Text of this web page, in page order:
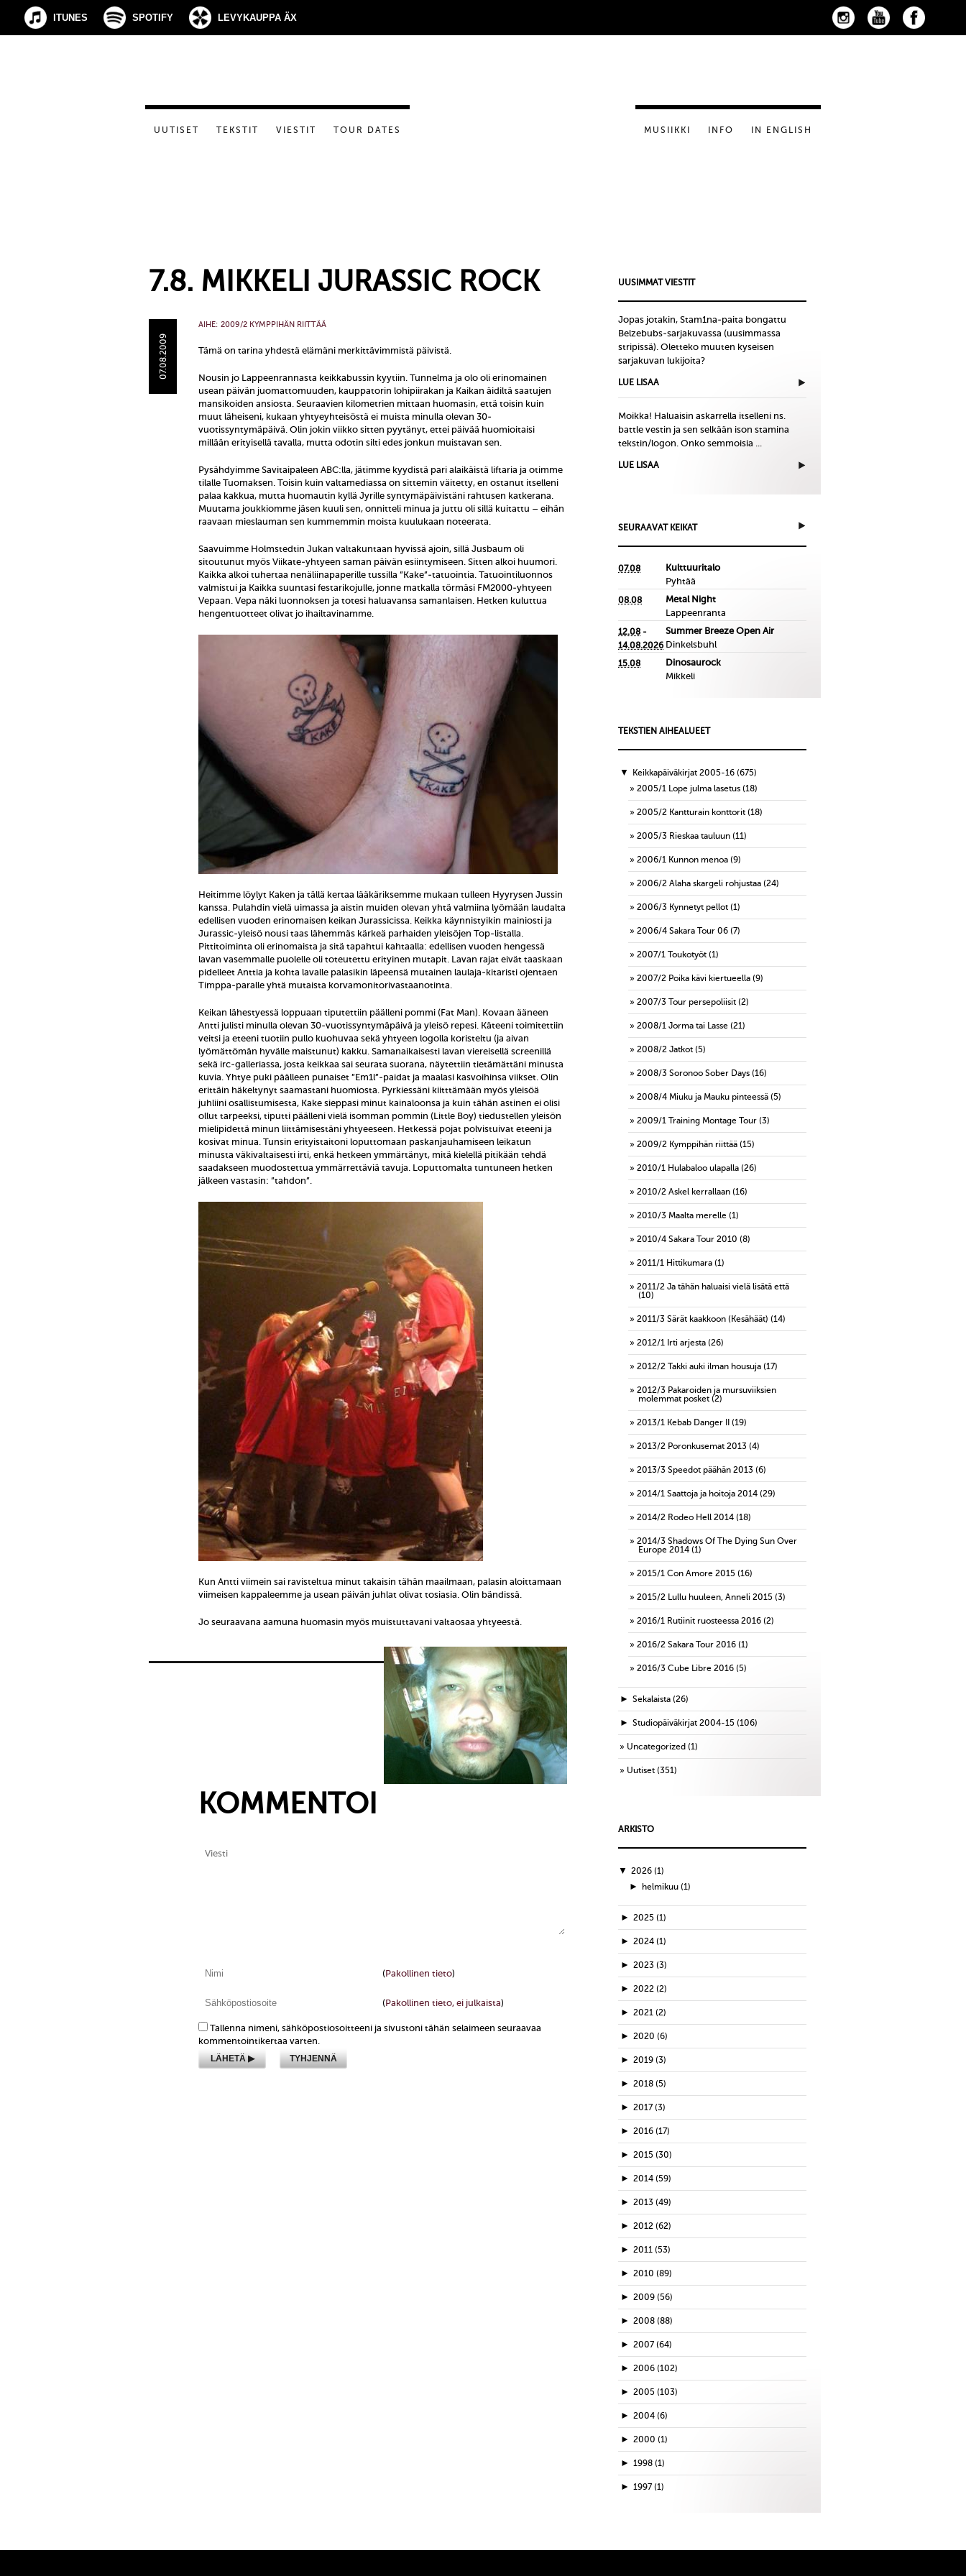
ITUNES SPOTIFY LEVYKAUPPA ÄX
UUTISET TEKSTIT VIESTIT TOUR DATES MUSIIKKI INFO IN ENGLISH
7.8. MIKKELI JURASSIC ROCK
07.08.2009
AIHE: 2009/2 KYMPPIHÄN RIITTÄÄ
Tämä on tarina yhdestä elämäni merkittävimmistä päivistä.
Nousin jo Lappeenrannasta keikkabussin kyytiin. Tunnelma ja olo oli erinomainen
usean päivän juomattomuuden, kauppatorin lohipiirakan ja Kaikan äidiltä saatujen
mansikoiden ansiosta. Seuraavien kilometrien mittaan huomasin, että toisin kuin
muut läheiseni, kukaan yhtyeyhteisöstä ei muista minulla olevan 30-
vuotissyntymäpäivä. Olin jokin viikko sitten pyytänyt, ettei päivää huomioitaisi
millään erityisellä tavalla, mutta odotin silti edes jonkun muistavan sen.
Pysähdyimme Savitaipaleen ABC:lla, jätimme kyydistä pari alaikäistä liftaria ja otimme
tilalle Tuomaksen. Toisin kuin valtamediassa on sittemin väitetty, en ostanut itselleni
palaa kakkua, mutta huomautin kyllä Jyrille syntymäpäivistäni rahtusen katkerana.
Muutama joukkiomme jäsen kuuli sen, onnitteli minua ja juttu oli sillä kuitattu – eihän
raavaan mieslauman sen kummemmin moista kuulukaan noteerata.
Saavuimme Holmstedtin Jukan valtakuntaan hyvissä ajoin, sillä Jusbaum oli
sitoutunut myös Viikate-yhtyeen saman päivän esiintymiseen. Sitten alkoi huumori.
Kaikka alkoi tuhertaa nenäliinapaperille tussilla ”Kake”-tatuointia. Tatuointiluonnos
valmistui ja Kaikka suuntasi festarikojulle, jonne matkalla törmäsi FM2000-yhtyeen
Vepaan. Vepa näki luonnoksen ja totesi haluavansa samanlaisen. Hetken kuluttua
hengentuotteet olivat jo ihailtavinamme.
Heitimme löylyt Kaken ja tällä kertaa lääkäriksemme mukaan tulleen Hyyrysen Jussin
kanssa. Pulahdin vielä uimassa ja aistin muiden olevan yhtä valmiina lyömään laudalta
edellisen vuoden erinomaisen keikan Jurassicissa. Keikka käynnistyikin mainiosti ja
Jurassic-yleisö nousi taas lähemmäs kärkeä parhaiden yleisöjen Top-listalla.
Pittitoiminta oli erinomaista ja sitä tapahtui kahtaalla: edellisen vuoden hengessä
lavan vasemmalle puolelle oli toteutettu erityinen mutapit. Lavan rajat eivät taaskaan
pidelleet Anttia ja kohta lavalle palasikin läpeensä mutainen laulaja-kitaristi ojentaen
Timppa-paralle yhtä mutaista korvamonitorivastaanotinta.
Keikan lähestyessä loppuaan tiputettiin päälleni pommi (Fat Man). Kovaan ääneen
Antti julisti minulla olevan 30-vuotissyntymäpäivä ja yleisö repesi. Käteeni toimitettiin
veitsi ja eteeni tuotiin pullo kuohuvaa sekä yhtyeen logolla koristeltu (ja aivan
lyömättömän hyvälle maistunut) kakku. Samanaikaisesti lavan viereisellä screenillä
sekä irc-galleriassa, josta keikkaa sai seurata suorana, näytettiin tietämättäni minusta
kuvia. Yhtye puki päälleen punaiset ”Em1l”-paidat ja maalasi kasvoihinsa viikset. Olin
erittäin häkeltynyt saamastani huomiosta. Pyrkiessäni kiitttämään myös yleisöä
juhliini osallistumisesta, Kake sieppasi minut kainaloonsa ja kuin tähän astinen ei olisi
ollut tarpeeksi, tiputti päälleni vielä isomman pommin (Little Boy) tiedustellen yleisön
mielipidettä minun liittämisestäni yhtyeeseen. Hetkessä pojat polvistuivat eteeni ja
kosivat minua. Tunsin erityistaitoni loputtomaan paskanjauhamiseen leikatun
minusta väkivaltaisesti irti, enkä hetkeen ymmärtänyt, mitä kielellä pitikään tehdä
saadakseen muodostettua ymmärrettäviä tavuja. Loputtomalta tuntuneen hetken
jälkeen vastasin: ”tahdon”.
Kun Antti viimein sai ravisteltua minut takaisin tähän maailmaan, palasin aloittamaan
viimeisen kappaleemme ja usean päivän juhlat olivat tosiasia. Olin bändissä.
Jo seuraavana aamuna huomasin myös muistuttavani valtaosaa yhtyeestä.
KOMMENTOI
(Pakollinen tieto)
(Pakollinen tieto, ei julkaista)
Tallenna nimeni, sähköpostiosoitteeni ja sivustoni tähän selaimeen seuraavaa
kommentointikertaa varten.
UUSIMMAT VIESTIT
Jopas jotakin, Stam1na-paita bongattu
Belzebubs-sarjakuvassa (uusimmassa
stripissä). Oletteko muuten kyseisen
sarjakuvan lukijoita?
LUE LISAA
Moikka! Haluaisin askarrella itselleni ns.
battle vestin ja sen selkään ison stamina
tekstin/logon. Onko semmoisia ...
LUE LISAA
SEURAAVAT KEIKAT
07.08
Kulttuuritalo
Pyhtää
08.08
Metal Night
Lappeenranta
12.08 -
14.08.2026
Summer Breeze Open Air
Dinkelsbuhl
15.08
Dinosaurock
Mikkeli
TEKSTIEN AIHEALUEET
▼ Keikkapäiväkirjat 2005-16 (675)
2005/1 Lope julma lasetus (18)
2005/2 Kantturain konttorit (18)
2005/3 Rieskaa tauluun (11)
2006/1 Kunnon menoa (9)
2006/2 Alaha skargeli rohjustaa (24)
2006/3 Kynnetyt pellot (1)
2006/4 Sakara Tour 06 (7)
2007/1 Toukotyöt (1)
2007/2 Poika kävi kiertueella (9)
2007/3 Tour persepoliisit (2)
2008/1 Jorma tai Lasse (21)
2008/2 Jatkot (5)
2008/3 Soronoo Sober Days (16)
2008/4 Miuku ja Mauku pinteessä (5)
2009/1 Training Montage Tour (3)
2009/2 Kymppihän riittää (15)
2010/1 Hulabaloo ulapalla (26)
2010/2 Askel kerrallaan (16)
2010/3 Maalta merelle (1)
2010/4 Sakara Tour 2010 (8)
2011/1 Hittikumara (1)
2011/2 Ja tähän haluaisi vielä lisätä että
(10)
2011/3 Särät kaakkoon (Kesähäät) (14)
2012/1 Irti arjesta (26)
2012/2 Takki auki ilman housuja (17)
2012/3 Pakaroiden ja mursuviiksien
molemmat posket (2)
2013/1 Kebab Danger II (19)
2013/2 Poronkusemat 2013 (4)
2013/3 Speedot päähän 2013 (6)
2014/1 Saattoja ja hoitoja 2014 (29)
2014/2 Rodeo Hell 2014 (18)
2014/3 Shadows Of The Dying Sun Over
Europe 2014 (1)
2015/1 Con Amore 2015 (16)
2015/2 Lullu huuleen, Anneli 2015 (3)
2016/1 Rutiinit ruosteessa 2016 (2)
2016/2 Sakara Tour 2016 (1)
2016/3 Cube Libre 2016 (5)
► Sekalaista (26)
► Studiopäiväkirjat 2004-15 (106)
Uncategorized (1)
Uutiset (351)
ARKISTO
▼ 2026 (1)
► helmikuu (1)
► 2025 (1)
► 2024 (1)
► 2023 (3)
► 2022 (2)
► 2021 (2)
► 2020 (6)
► 2019 (3)
► 2018 (5)
► 2017 (3)
► 2016 (17)
► 2015 (30)
► 2014 (59)
► 2013 (49)
► 2012 (62)
► 2011 (53)
► 2010 (89)
► 2009 (56)
► 2008 (88)
► 2007 (64)
► 2006 (102)
► 2005 (103)
► 2004 (6)
► 2000 (1)
► 1998 (1)
► 1997 (1)